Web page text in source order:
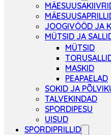
JOOGIVÖÖD JA
MÜTSID JA
MÜTSID
MASKID
PEAPAELAD
SOKID JA
TALVEKINDAD
SPORDIPESU
UISUD
SPORDIPRILLID